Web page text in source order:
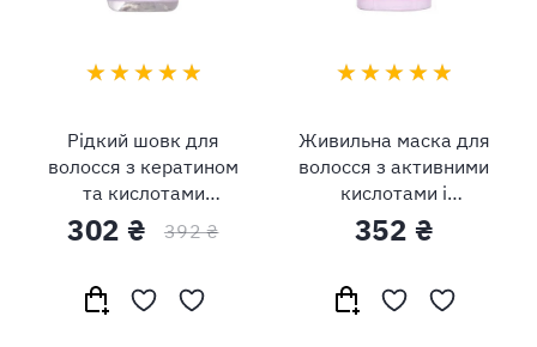
Рідкий шовк для
волосся з кератином
та кислотами
Hollyskin Acid Solution
Keratin Hair Silk
302 ₴ 392 ₴
Живильна маска для
волосся з активними
кислотами і
кератином Hollyskin
Acid Solution
Keratin Hair Mask
352 ₴